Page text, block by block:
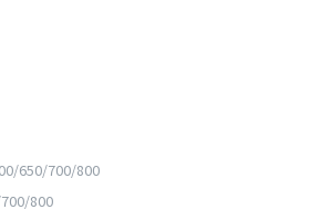
650/700/800
800